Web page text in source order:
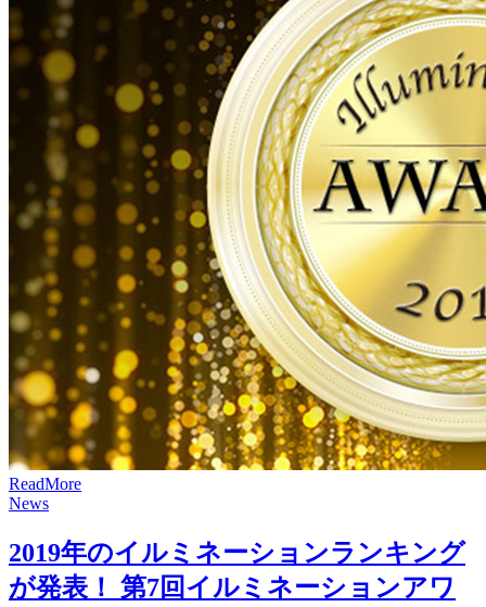
ReadMore
News
2019年のイルミネーションランキング
が発表！ 第7回イルミネーションアワ